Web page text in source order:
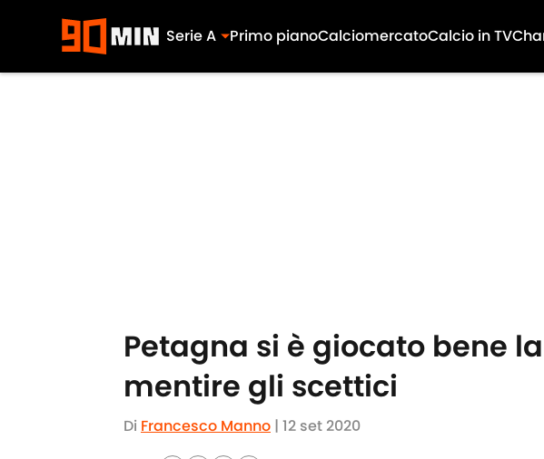
Serie A Primo pianoCalciomercatoCalcio in TV
Petagna si è giocato bene
mentire gli scettici
Di Francesco Manno | 12 set 2020